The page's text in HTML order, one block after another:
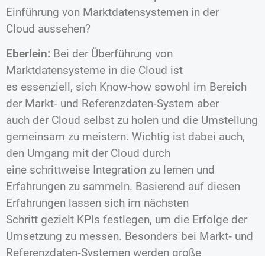
Einführung von Marktdatensystemen in der
Cloud aussehen?
Eberlein: Bei der Überführung von
Marktdatensysteme in die Cloud ist
es essenziell, sich Know‐how sowohl im Bereich
der Markt‐ und Referenzdaten‐System aber
auch der Cloud selbst zu holen und die Umstellung
gemeinsam zu meistern. Wichtig ist dabei auch,
den Umgang mit der Cloud durch
eine schrittweise Integration zu lernen und
Erfahrungen zu sammeln. Basierend auf diesen
Erfahrungen lassen sich im nächsten
Schritt gezielt KPIs festlegen, um die Erfolge der
Umsetzung zu messen. Besonders bei Markt‐ und
Referenzdaten‐Systemen werden große